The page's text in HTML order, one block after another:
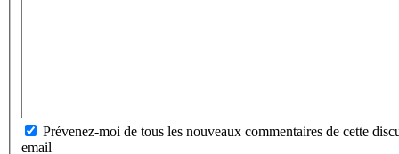
Prévenez-moi de tous les nouveaux commentaires de cette
email